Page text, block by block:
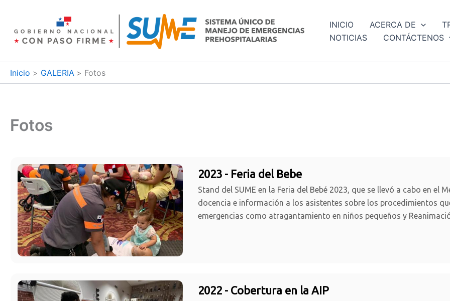
contenido
INICIO ACERCA DE
NOTICIAS
CONTÁCTENOS
Inicio GALERIA Fotos
Fotos
2023 - Feria del Bebe
Stand del SUME en la Feria del Bebé 2023, que se llevó a cabo en el
docencia e información a los asistentes sobre los procedimientos
emergencias como atragantamiento en niños pequeños y
2022 - Cobertura en la AIP